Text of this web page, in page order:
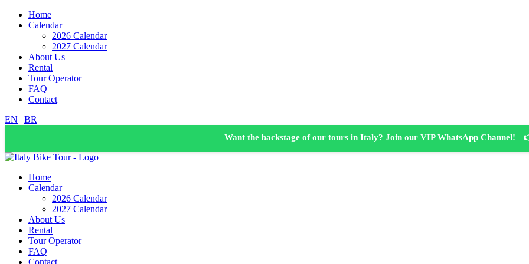
Home
Calendar
2026 Calendar
2027 Calendar
About Us
Rental
Tour Operator
FAQ
Contact
EN | BR
Want the backstage of our tours in Italy? Join our VIP WhatsApp Channel!
Home
Calendar
2026 Calendar
2027 Calendar
About Us
Rental
Tour Operator
FAQ
Contact